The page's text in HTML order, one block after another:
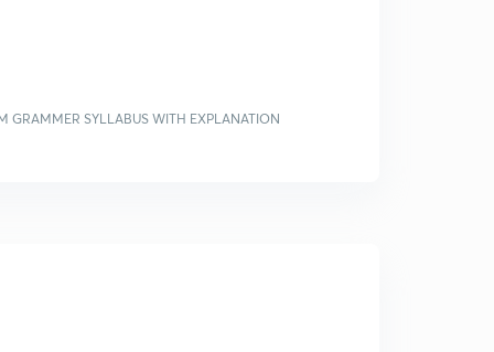
GRAMMER SYLLABUS WITH EXPLANATION